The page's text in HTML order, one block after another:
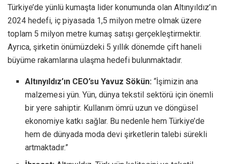
Türkiye’de yünlü kumaşta lider konumunda olan Altınyıldız’ın
2024 hedefi, iç piyasada 1,5 milyon metre olmak üzere
toplam 5 milyon metre kumaş satışı gerçekleştirmektir.
Ayrıca, şirketin önümüzdeki 5 yıllık dönemde çift haneli
büyüme rakamlarına ulaşma hedefi bulunmaktadır.
Altınyıldız’ın CEO’su Yavuz Sökün: “İşimizin ana
malzemesi yün. Yün, dünya tekstil sektörü için önemli
bir yere sahiptir. Kullanım ömrü uzun ve döngüsel
ekonomiye katkı sağlar. Bu nedenle hem Türkiye’de
hem de dünyada moda devi şirketlerin talebi sürekli
artmaktadır.”